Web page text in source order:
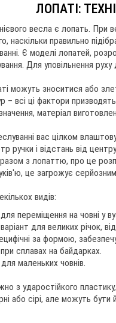
ЛОПАТІ:
весла є лопать. При
наскільки правильно
Є моделі лопатей,
Для уповільнення
можуть зноситися або
– всі ці фактори
матеріал
вас цілком
ручки і відстань від
з лопаттю, про це
це загрожує
видів:
переміщення на човні у
для великих річок,
за формою,
сплавах на байдарках.
маленьких човнів.
з ударостійкого
або сірі, але можуть